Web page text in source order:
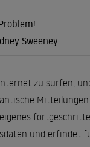
Sweeney
zu surfen,
und erfindet